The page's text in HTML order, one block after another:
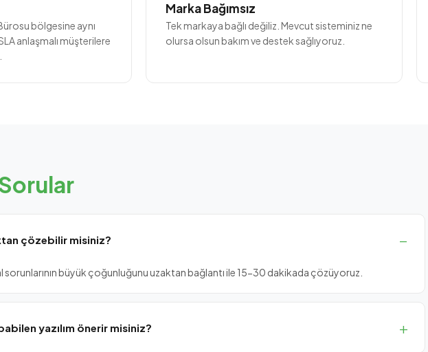
bölgesine aynı
anlaşmalı müşterilere
Marka Bağımsız
Tek markaya bağlı değiliz. Mevcut sisteminiz ne
olursa olsun bakım ve destek sağlıyoruz.
çözebilir misiniz?
sorunlarının büyük çoğunluğunu uzaktan bağlantı ile 15-30 dakikada çözüyoruz.
yazılım önerir misiniz?